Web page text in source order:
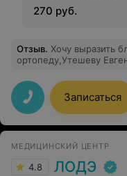
к пациентам.
270 руб.
Отзыв. Хочу выразить
ортопеду,Утешеву
пациентам. Правильно
искренним
довольна
Вячеславович!
Записаться
МЕДИЦИНСКИЙ ЦЕНТР
4.8 ЛОДЭ